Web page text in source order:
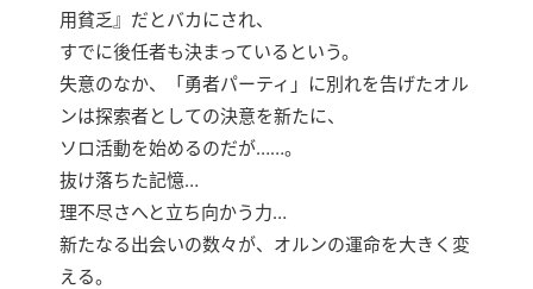
用貧乏』だとバカにされ、
すでに後任者も決まっているという。
失意のなか、「勇者パーティ」に別れを告げたオル
ンは探索者としての決意を新たに、
ソロ活動を始めるのだが……。
抜け落ちた記憶…
理不尽さへと立ち向かう力…
新たなる出会いの数々が、オルンの運命を大きく変
える。